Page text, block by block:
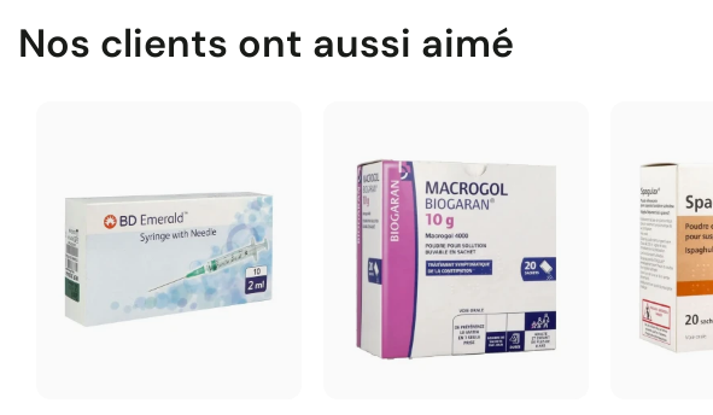
Nos clients ont aussi aimé